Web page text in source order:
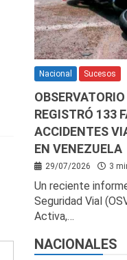
Nacional Sucesos
REGISTRÓ 133
ACCIDENTES
EN VENEZUELA
29/07/2026 3
Un reciente
Seguridad Vial
Activa,…
NACIONALES